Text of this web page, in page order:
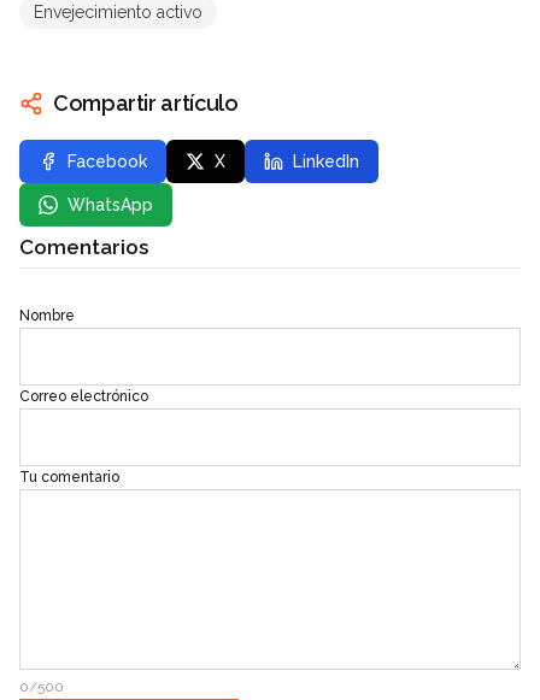
Envejecimiento activo
Compartir artículo
Facebook X LinkedIn
WhatsApp
Comentarios
Nombre
Correo electrónico
Tu comentario
0/500